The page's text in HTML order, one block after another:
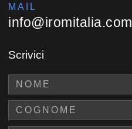
MAIL
info@iromitalia.com
Scrivici